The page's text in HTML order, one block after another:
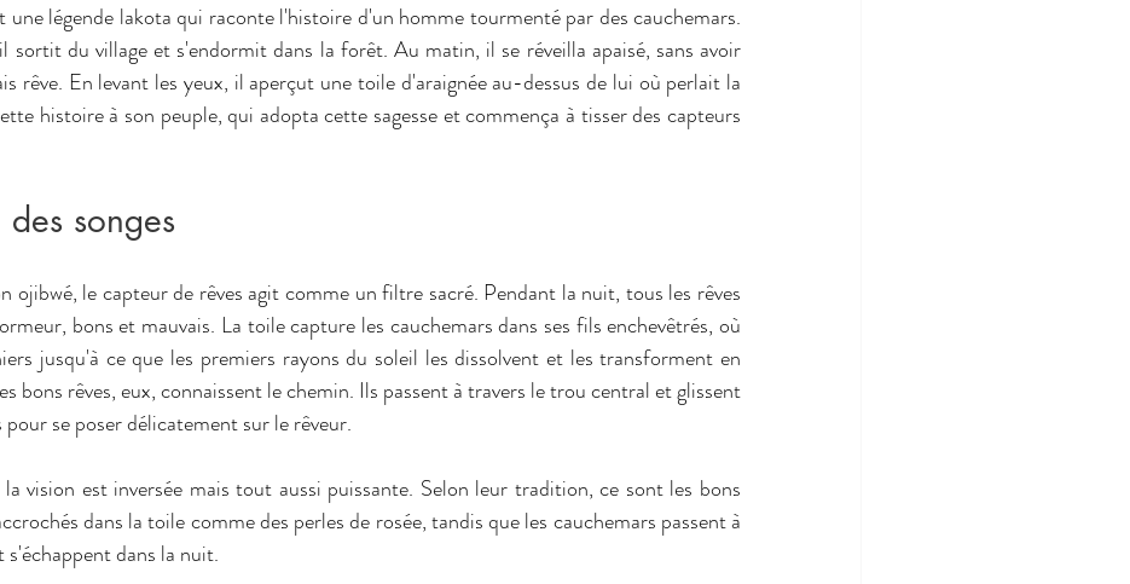
une légende lakota qui raconte l'histoire d'un homme tourmenté par des cauchemars.
sortit du village et s'endormit dans la forêt. Au matin, il se réveilla apaisé, sans avoir
rêve. En levant les yeux, il aperçut une toile d'araignée au-dessus de lui où perlait la
histoire à son peuple, qui adopta cette sagesse et commença à tisser des capteurs
songes
ojibwé, le capteur de rêves agit comme un filtre sacré. Pendant la nuit, tous les rêves
bons et mauvais. La toile capture les cauchemars dans ses fils enchevêtrés, où
jusqu'à ce que les premiers rayons du soleil les dissolvent et les transforment en
bons rêves, eux, connaissent le chemin. Ils passent à travers le trou central et glissent
pour se poser délicatement sur le rêveur.
vision est inversée mais tout aussi puissante. Selon leur tradition, ce sont les bons
dans la toile comme des perles de rosée, tandis que les cauchemars passent à
dans la nuit.